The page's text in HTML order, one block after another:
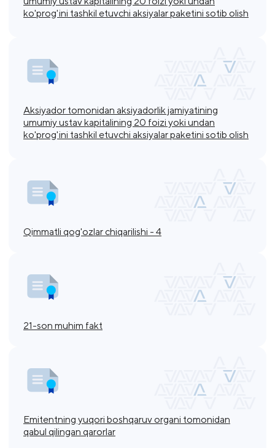
ko'prog'ini tashkil etuvchi aksiyalar paketini sotib olish
Aksiyador tomonidan aksiyadorlik jamiyatining
umumiy ustav kapitalining 20 foizi yoki undan
ko'prog'ini tashkil etuvchi aksiyalar paketini sotib olish
Qimmatli qog'ozlar chiqarilishi - 4
21-son muhim fakt
Emitentning yuqori boshqaruv organi tomonidan
qabul qilingan qarorlar